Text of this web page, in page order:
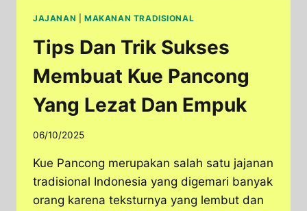
JAJANAN MAKANAN TRADISIONAL
Tips Dan Trik Sukses
Membuat Kue Pancong
Yang Lezat Dan Empuk
06/10/2025
Kue Pancong merupakan salah satu jajanan
tradisional Indonesia yang digemari banyak
orang karena teksturnya yang lembut dan